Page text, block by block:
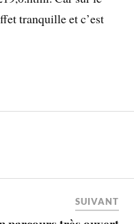
tranquille et c’est
SUIVANT